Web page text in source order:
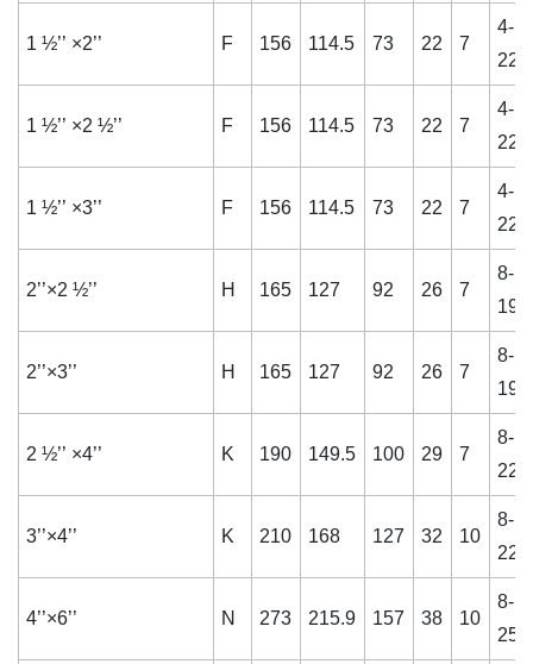
1 ½’’ ×2’’ F 156 114.5 73 22 7
4-
22
1 ½’’ ×2 ½’’ F 156 114.5 73 22 7
4-
22
1 ½’’ ×3’’ F 156 114.5 73 22 7
4-
22
2’’×2 ½’’ H 165 127 92 26 7
8-
19
2’’×3’’ H 165 127 92 26 7
8-
19
2 ½’’ ×4’’ K 190 149.5 100 29 7
8-
22
3’’×4’’ K 210 168 127 32 10
8-
22
4’’×6’’ N 273 215.9 157 38 10
8-
25